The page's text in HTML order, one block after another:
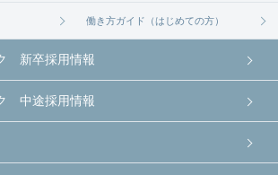
働き方ガイド（はじめての方）
新卒採用情報
中途採用情報